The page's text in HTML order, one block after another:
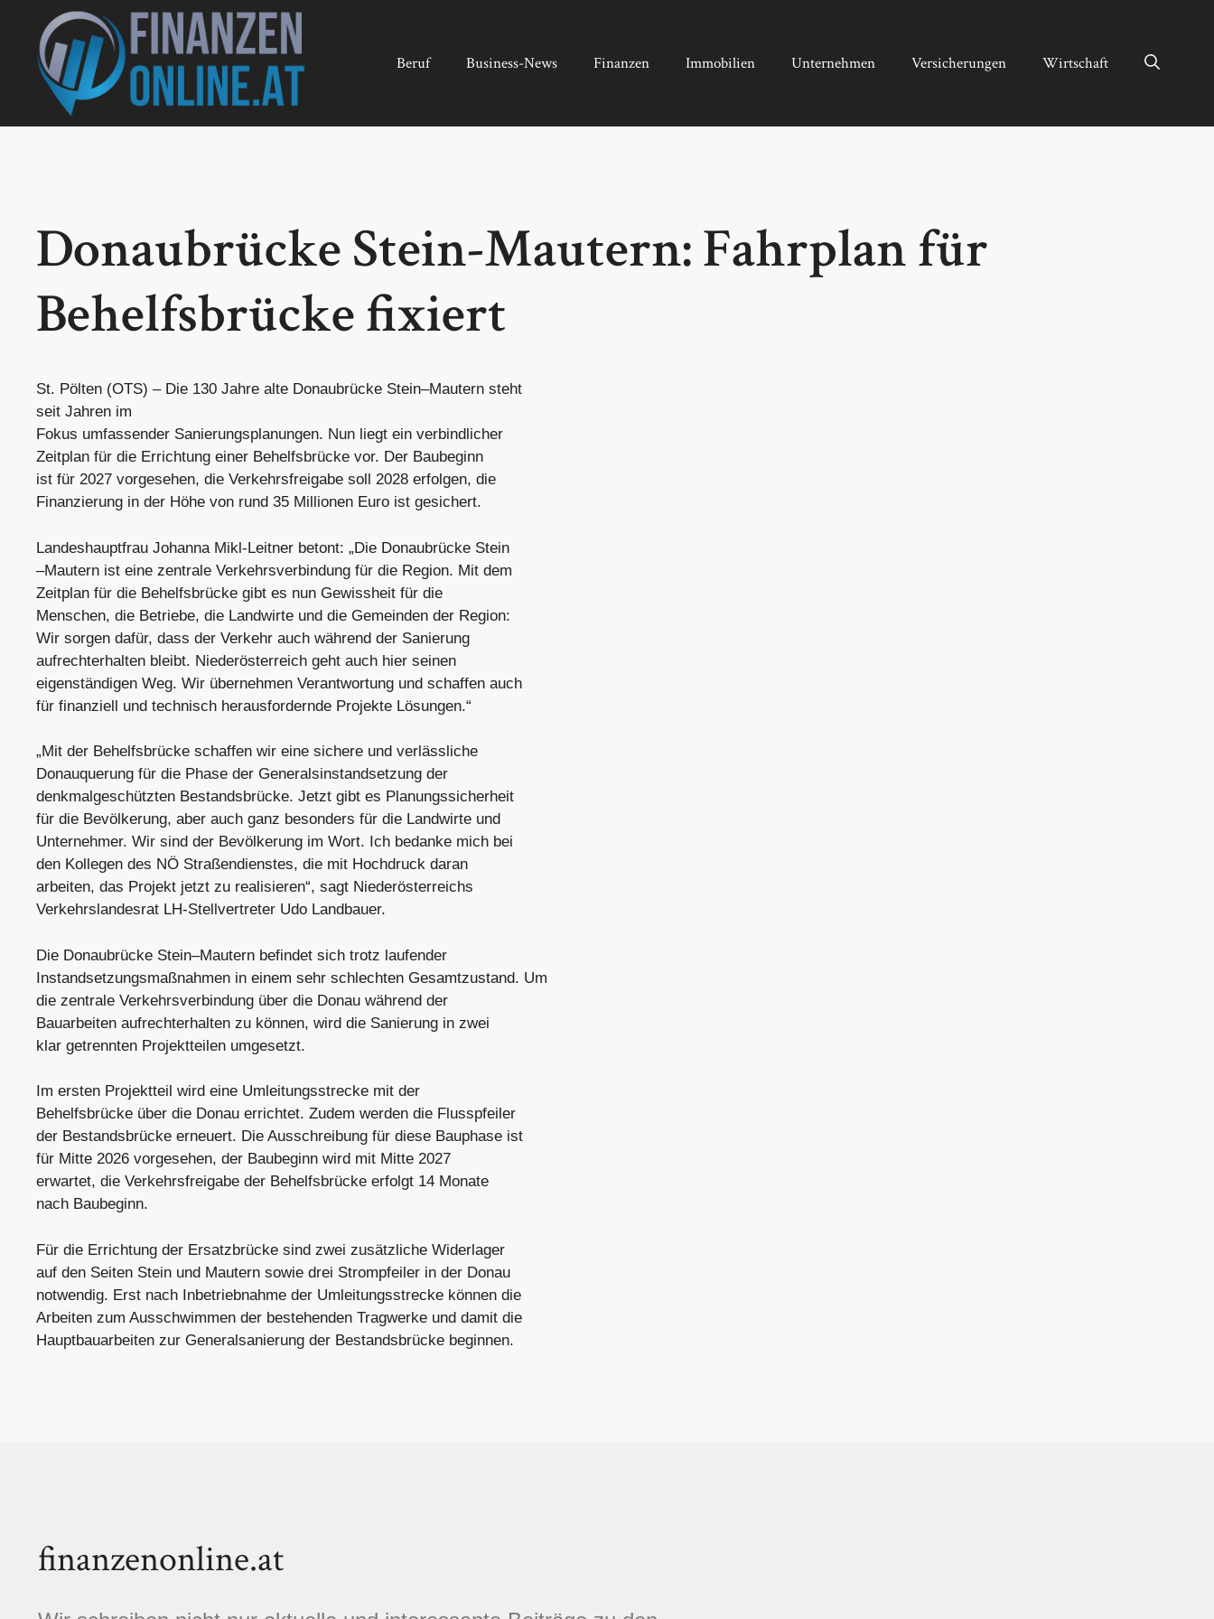
springen
Beruf Business-News Finanzen Immobilien Unternehmen Versicherungen Wirtschaft
Donaubrücke Stein-Mautern: Fahrplan für
Behelfsbrücke fixiert
St. Pölten (OTS) – Die 130 Jahre alte Donaubrücke Stein–Mautern steht
seit Jahren im
Fokus umfassender Sanierungsplanungen. Nun liegt ein verbindlicher
Zeitplan für die Errichtung einer Behelfsbrücke vor. Der Baubeginn
ist für 2027 vorgesehen, die Verkehrsfreigabe soll 2028 erfolgen, die
Finanzierung in der Höhe von rund 35 Millionen Euro ist gesichert.
Landeshauptfrau Johanna Mikl-Leitner betont: „Die Donaubrücke Stein
–Mautern ist eine zentrale Verkehrsverbindung für die Region. Mit dem
Zeitplan für die Behelfsbrücke gibt es nun Gewissheit für die
Menschen, die Betriebe, die Landwirte und die Gemeinden der Region:
Wir sorgen dafür, dass der Verkehr auch während der Sanierung
aufrechterhalten bleibt. Niederösterreich geht auch hier seinen
eigenständigen Weg. Wir übernehmen Verantwortung und schaffen auch
für finanziell und technisch herausfordernde Projekte Lösungen.“
„Mit der Behelfsbrücke schaffen wir eine sichere und verlässliche
Donauquerung für die Phase der Generalsinstandsetzung der
denkmalgeschützten Bestandsbrücke. Jetzt gibt es Planungssicherheit
für die Bevölkerung, aber auch ganz besonders für die Landwirte und
Unternehmer. Wir sind der Bevölkerung im Wort. Ich bedanke mich bei
den Kollegen des NÖ Straßendienstes, die mit Hochdruck daran
arbeiten, das Projekt jetzt zu realisieren“, sagt Niederösterreichs
Verkehrslandesrat LH-Stellvertreter Udo Landbauer.
Die Donaubrücke Stein–Mautern befindet sich trotz laufender
Instandsetzungsmaßnahmen in einem sehr schlechten Gesamtzustand. Um
die zentrale Verkehrsverbindung über die Donau während der
Bauarbeiten aufrechterhalten zu können, wird die Sanierung in zwei
klar getrennten Projektteilen umgesetzt.
Im ersten Projektteil wird eine Umleitungsstrecke mit der
Behelfsbrücke über die Donau errichtet. Zudem werden die Flusspfeiler
der Bestandsbrücke erneuert. Die Ausschreibung für diese Bauphase ist
für Mitte 2026 vorgesehen, der Baubeginn wird mit Mitte 2027
erwartet, die Verkehrsfreigabe der Behelfsbrücke erfolgt 14 Monate
nach Baubeginn.
Für die Errichtung der Ersatzbrücke sind zwei zusätzliche Widerlager
auf den Seiten Stein und Mautern sowie drei Strompfeiler in der Donau
notwendig. Erst nach Inbetriebnahme der Umleitungsstrecke können die
Arbeiten zum Ausschwimmen der bestehenden Tragwerke und damit die
Hauptbauarbeiten zur Generalsanierung der Bestandsbrücke beginnen.
finanzenonline.at